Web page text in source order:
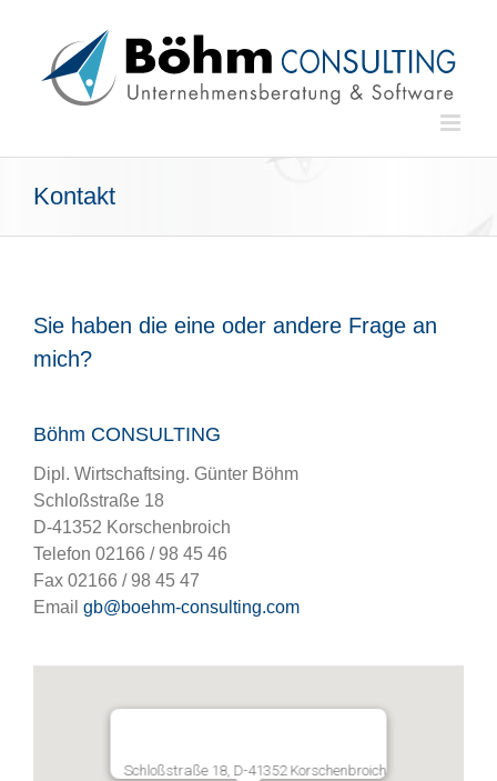
springen
Kontakt
Sie haben die eine oder andere Frage an
mich?
Böhm CONSULTING
Dipl. Wirtschaftsing. Günter Böhm
Schloßstraße 18
D-41352 Korschenbroich
Telefon 02166 / 98 45 46
Fax 02166 / 98 45 47
Email gb@boehm-consulting.com
Schloßstraße 18, D-41352 Korschenbroich